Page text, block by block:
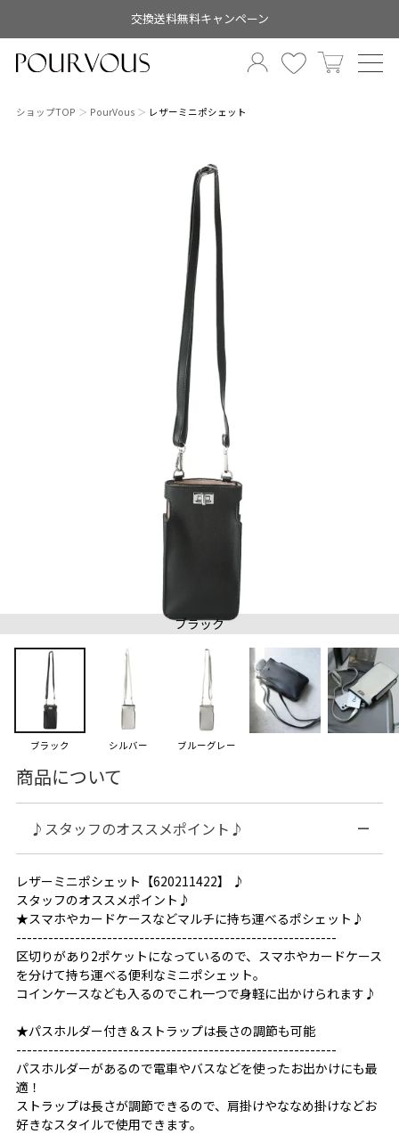
交換送料無料キャンペーン
ショップTOP PourVous レザーミニポシェット
ブラック
ブラック シルバー ブルーグレー
商品について
♪スタッフのオススメポイント♪
レザーミニポシェット【620211422】 ♪
スタッフのオススメポイント♪
★スマホやカードケースなどマルチに持ち運べるポシェット♪
------------------------------------------------------------
区切りがあり2ポケットになっているので、スマホやカードケース
を分けて持ち運べる便利なミニポシェット。
コインケースなども入るのでこれ一つで身軽に出かけられます♪
★パスホルダー付き＆ストラップは長さの調節も可能
------------------------------------------------------------
パスホルダーがあるので電車やバスなどを使ったお出かけにも最
適！
ストラップは長さが調節できるので、肩掛けやななめ掛けなどお
好きなスタイルで使用できます。